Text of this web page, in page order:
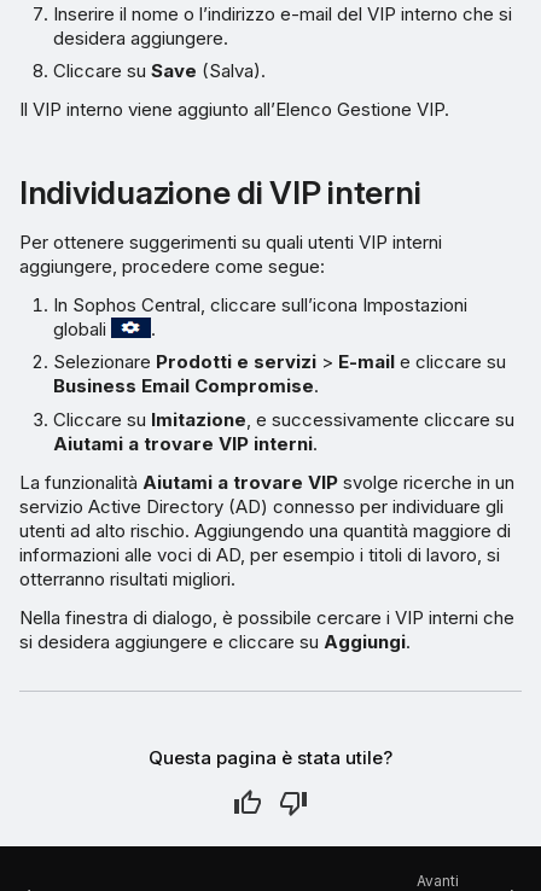
Inserire il nome o l’indirizzo e-mail del VIP interno che si
desidera aggiungere.
Cliccare suSave (Salva).
Il VIP interno viene aggiunto all’Elenco Gestione VIP.
Individuazione di VIP interni
Per ottenere suggerimenti su quali utenti VIP interni
aggiungere, procedere come segue:
In Sophos Central, cliccare sull’icona Impostazioni
globali
.
Selezionare Prodotti e servizi > E-mail e cliccare su
Business Email Compromise.
Cliccare su Imitazione , e successivamente cliccare su
Aiutami a trovare VIP interni.
La funzionalità Aiutami a trovare VIP svolge ricerche in un
servizio Active Directory (AD) connesso per individuare gli
utenti ad alto rischio. Aggiungendo una quantità maggiore di
informazioni alle voci di AD, per esempio i titoli di lavoro, si
otterranno risultati migliori.
Nella finestra di dialogo, è possibile cercare i VIP interni che
si desidera aggiungere e cliccare su Aggiungi.
Questa pagina è stata utile?
Avanti